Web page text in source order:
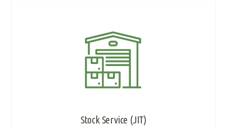
Stock Service (JIT)